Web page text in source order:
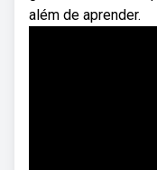
além de aprender.